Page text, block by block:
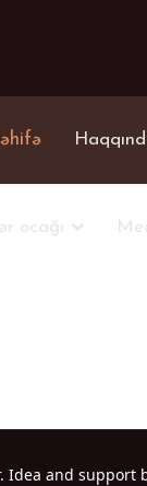
ocağı
and support